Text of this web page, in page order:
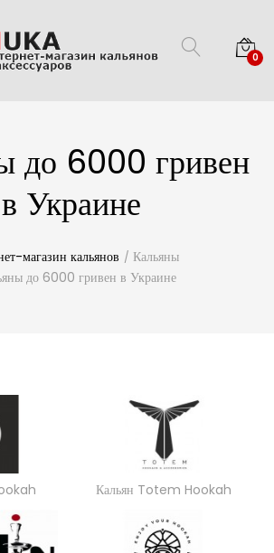
0
до 6000 гривен
в Украине
магазин кальянов
Кальяны
до 6000 гривен в Украине
Кальян Totem Hookah